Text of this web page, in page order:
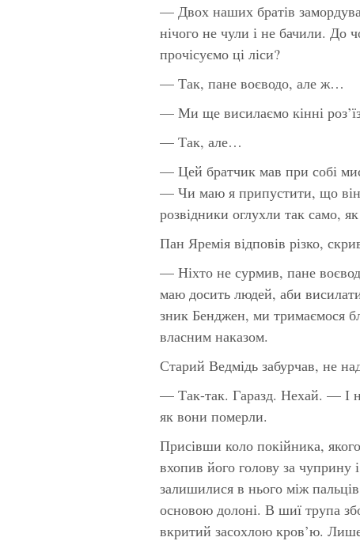
— Двох наших братів
нічого не чули і не бачили. До
прочісуємо ці ліси?
— Так, пане воєводо, але ж…
— Ми ще висилаємо кінні
— Так, але…
— Цей братчик мав при собі
— Чи маю я припустити, що
розвідники оглухли так само,
Пан Яремія відповів різко,
— Ніхто не сурмив, пане
маю досить людей, аби
зник Бенджен, ми тримаємося
власним наказом.
Старий Ведмідь забурчав, не
— Так-так. Гаразд. Нехай. — І
як вони померли.
Присівши коло покійника,
вхопив його голову за чуприну
залишилися в нього між
основою долоні. В шиї трупа
вкритий засохлою кров’ю. Лише